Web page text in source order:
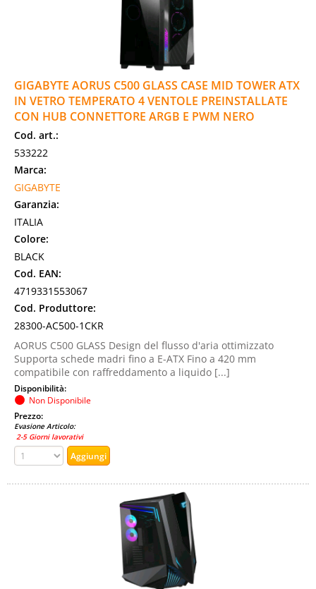
GIGABYTE AORUS C500 GLASS CASE MID TOWER ATX
IN VETRO TEMPERATO 4 VENTOLE PREINSTALLATE
CON HUB CONNETTORE ARGB E PWM NERO
Cod. art.:
533222
Marca:
GIGABYTE
Garanzia:
ITALIA
Colore:
BLACK
Cod. EAN:
4719331553067
Cod. Produttore:
28300-AC500-1CKR
AORUS C500 GLASS Design del flusso d'aria ottimizzato
Supporta schede madri fino a E-ATX Fino a 420 mm
compatibile con raffreddamento a liquido [...]
Disponibilità:
Non Disponibile
Prezzo:
Evasione Articolo:
2-5 Giorni lavorativi